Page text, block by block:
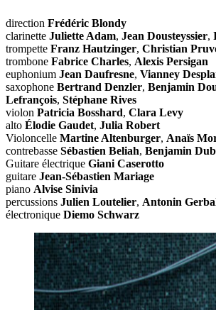
direction Frédéric Blondy
clarinette Juliette Adam, Jean Dousteyssier,
trompette Franz Hautzinger, Christian
trombone Fabrice Charles, Alexis Persigan
euphonium Jean Daufresne, Vianney
saxophone Bertrand Denzler, Benjamin
Lefrançois, Stéphane Rives
violon Patricia Bosshard, Clara Levy
alto Élodie Gaudet, Julia Robert
Violoncelle Martine Altenburger, Anaïs
contrebasse Sébastien Beliah, Benjamin
Guitare électrique Giani Caserotto
guitare Jean-Sébastien Mariage
piano Alvise Sinivia
percussions Julien Loutelier, Antonin
électronique Diemo Schwarz